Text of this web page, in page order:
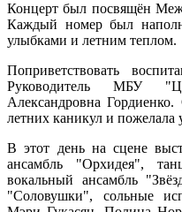
Концерт был посвящён
Каждый номер был
улыбками и летним теплом.
Поприветствовать
Руководитель МБУ
Александровна
летних каникул и пожелала
В этот день на сцене
ансамбль "Орхидея",
вокальный ансамбль
"Соловушки", сольные